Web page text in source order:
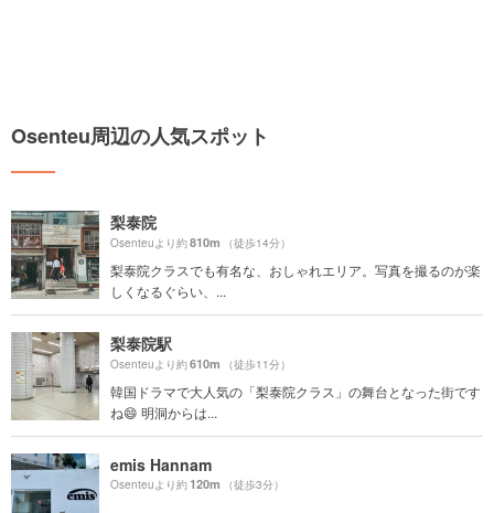
Osenteu周辺の人気スポット
梨泰院
Osenteuより約810m （徒歩14分）
梨泰院クラスでも有名な、おしゃれエリア。写真を撮るのが楽
しくなるぐらい、...
梨泰院駅
Osenteuより約610m （徒歩11分）
韓国ドラマで大人気の「梨泰院クラス」の舞台となった街です
ね😄 明洞からは...
emis Hannam
Osenteuより約120m （徒歩3分）